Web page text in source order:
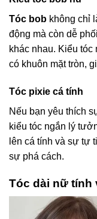
Tóc bob không chỉ
động mà còn dễ
khác nhau. Kiểu
có khuôn mặt tròn,
Tóc pixie cá tính
Nếu bạn yêu thích
kiểu tóc ngắn lý
lên cá tính và sự tự
sự phá cách.
Tóc dài nữ tính